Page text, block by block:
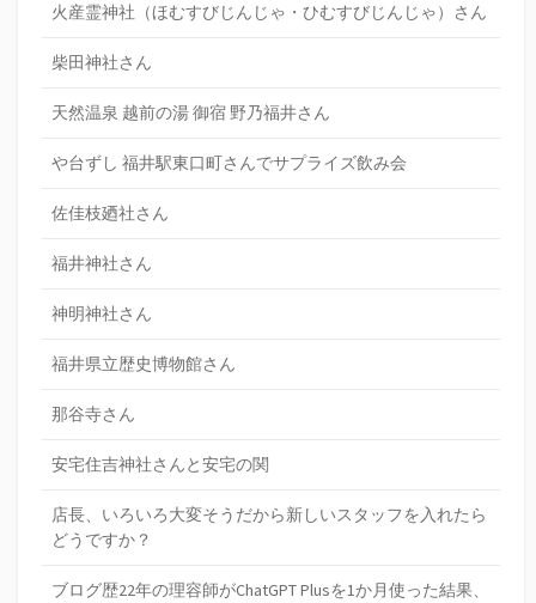
火産霊神社（ほむすびじんじゃ・ひむすびじんじゃ）さん
柴田神社さん
天然温泉 越前の湯 御宿 野乃福井さん
や台ずし 福井駅東口町さんでサプライズ飲み会
佐佳枝廼社さん
福井神社さん
神明神社さん
福井県立歴史博物館さん
那谷寺さん
安宅住吉神社さんと安宅の関
店長、いろいろ大変そうだから新しいスタッフを入れたら
どうですか？
ブログ歴22年の理容師がChatGPT Plusを1か月使った結果、